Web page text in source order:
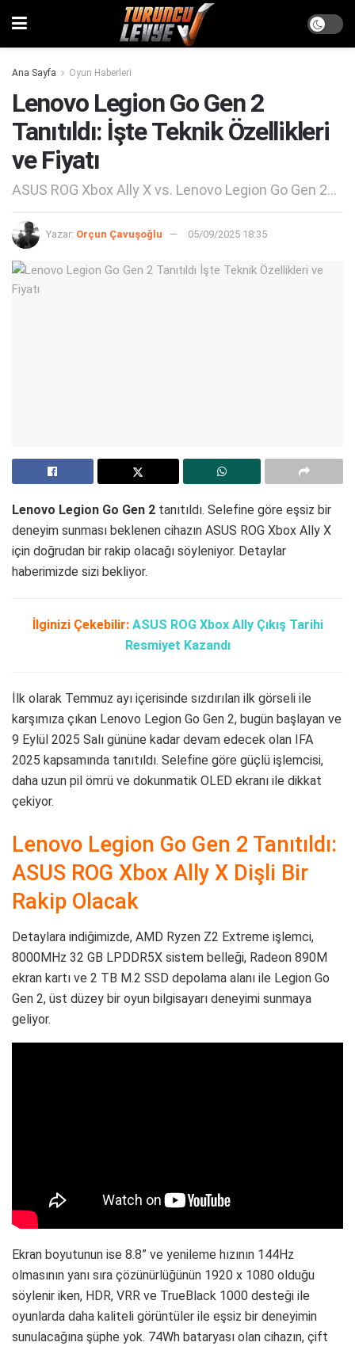
Ana Sayfa Oyun Haberleri
Lenovo Legion Go Gen 2
Tanıtıldı: İşte Teknik Özellikleri
ve Fiyatı
ASUS ROG Xbox Ally X vs. Lenovo Legion Go Gen 2...
Yazar: Orçun Çavuşoğlu 05/09/2025 18:35
Lenovo Legion Go Gen 2 tanıtıldı. Selefine göre eşsiz bir
deneyim sunması beklenen cihazın ASUS ROG Xbox Ally X
için doğrudan bir rakip olacağı söyleniyor. Detaylar
haberimizde sizi bekliyor.
İlginizi Çekebilir: ASUS ROG Xbox Ally Çıkış Tarihi
Resmiyet Kazandı
İlk olarak Temmuz ayı içerisinde sızdırılan ilk görseli ile
karşımıza çıkan Lenovo Legion Go Gen 2, bugün başlayan ve
9 Eylül 2025 Salı gününe kadar devam edecek olan IFA
2025 kapsamında tanıtıldı. Selefine göre güçlü işlemcisi,
daha uzun pil ömrü ve dokunmatik OLED ekranı ile dikkat
çekiyor.
Lenovo Legion Go Gen 2 Tanıtıldı:
ASUS ROG Xbox Ally X Dişli Bir
Rakip Olacak
Detaylara indiğimizde, AMD Ryzen Z2 Extreme işlemci,
8000MHz 32 GB LPDDR5X sistem belleği, Radeon 890M
ekran kartı ve 2 TB M.2 SSD depolama alanı ile Legion Go
Gen 2, üst düzey bir oyun bilgisayarı deneyimi sunmaya
geliyor.
Ekran boyutunun ise 8.8” ve yenileme hızının 144Hz
olmasının yanı sıra çözünürlüğünün 1920 x 1080 olduğu
söylenir iken, HDR, VRR ve TrueBlack 1000 desteği ile
oyunlarda daha kaliteli görüntüler ile eşsiz bir deneyimin
sunulacağına şüphe yok. 74Wh bataryası olan cihazın, çift